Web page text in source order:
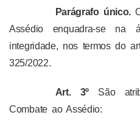
Parágrafo único.
Assédio enquadra-se
integridade, nos termos do
325/2022.
Art. 3º São
Combate ao Assédio: